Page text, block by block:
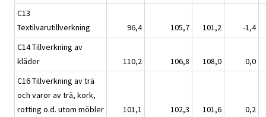
C13
Textilvarutillverkning
96,4 105,7 101,2
-1,4
C14 Tillverkning av
kläder
110,2 106,8 108,0
0,0
C16 Tillverkning av trä
och varor av trä, kork,
rotting o.d. utom möbler
101,1 102,3 101,6
0,2